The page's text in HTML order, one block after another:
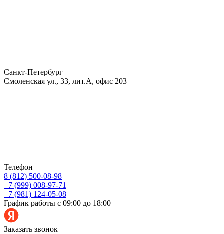
Санкт-Петербург
Смоленская ул., 33, лит.А, офис 203
Телефон
8 (812) 500-08-98
+7 (999) 008-97-71
+7 (981) 124-05-08
График работы с 09:00 до 18:00
Заказать звонок